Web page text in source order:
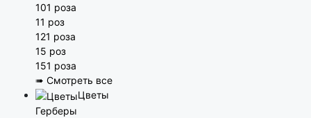
101 роза
11 роз
121 роза
15 роз
151 роза
➠ Смотреть все
Цветы
Герберы